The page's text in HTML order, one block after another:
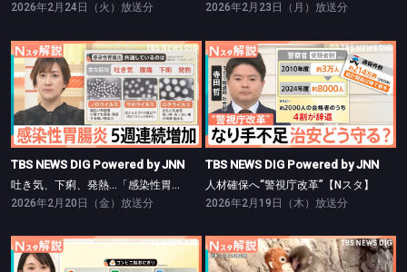
2026年2月24日（火）放送分
2026年2月23日（月）放送分
TBS NEWS DIG Powered by JNN
吐き気、下痢、発熱…「感染性胃腸炎」が増加傾向【Nスタ】
TBS NEWS DIG Powered by JNN
吐き気、下痢、発熱…「感染性胃腸炎」が増加傾向【Nスタ】
2026年2月20日（金）放送分
TBS NEWS DIG Powered by JNN
人材確保へ“警視庁改革”【Nスタ】
TBS NEWS DIG Powered by JNN
人材確保へ“警視庁改革”【Nスタ】
2026年2月19日（木）放送分